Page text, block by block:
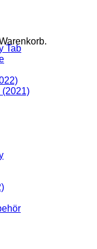
Tab
(2021)